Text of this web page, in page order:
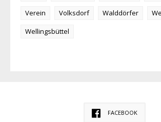
Verein
Volksdorf Walddörfer
Wellingsbüttel
FACEBOOK